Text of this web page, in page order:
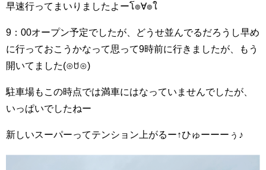
早速行ってまいりましたよーโ๏∀๏ใ
9：00オープン予定でしたが、どうせ並んでるだろうし早め
に行っておこうかなって思って9時前に行きましたが、もう
開いてました(⊙ꇴ⊙)
駐車場もこの時点では満車にはなっていませんでしたが、
いっぱいでしたねー
新しいスーパーってテンション上がるー↑ひゅーーーぅ♪